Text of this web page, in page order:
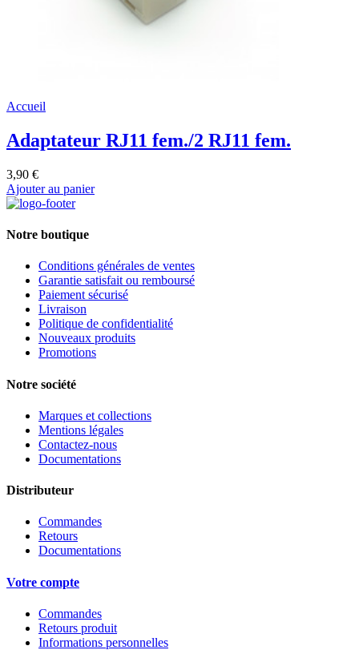
Accueil
Adaptateur RJ11 fem./2 RJ11 fem.
3,90 €
Ajouter au panier
Notre boutique
Conditions générales de ventes
Garantie satisfait ou remboursé
Paiement sécurisé
Livraison
Politique de confidentialité
Nouveaux produits
Promotions
Notre société
Marques et collections
Mentions légales
Contactez-nous
Documentations
Distributeur
Commandes
Retours
Documentations
Votre compte
Commandes
Retours produit
Informations personnelles